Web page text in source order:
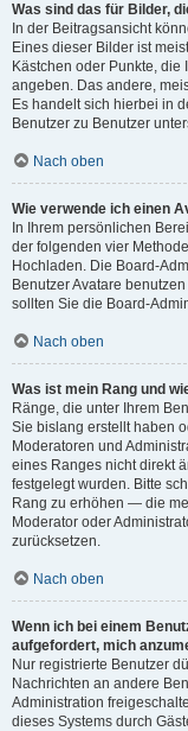
Was sind das für Bilder,
In der Beitragsansicht
Eines dieser Bilder ist
Kästchen oder Punkte,
angeben. Das andere,
Es handelt sich hierbei in
Benutzer zu Benutzer
Nach oben
Wie verwende ich einen
In Ihrem persönlichen
der folgenden vier
Hochladen. Die Board-
Benutzer Avatare
sollten Sie die Board-
Nach oben
Was ist mein Rang und
Ränge, die unter Ihrem
Sie bislang erstellt haben
Moderatoren und
eines Ranges nicht direkt
festgelegt wurden. Bitte
Rang zu erhöhen — die
Moderator oder
zurücksetzen.
Nach oben
Wenn ich bei einem
aufgefordert, mich
Nur registrierte Benutzer
Nachrichten an andere
Administration
dieses Systems durch